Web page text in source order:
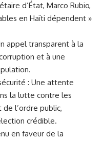
d’État, Marco Rubio,
en Haïti dépendent »
appel transparent à la
et à une
: Une attente
la lutte contre les
l’ordre public,
crédible.
en faveur de la